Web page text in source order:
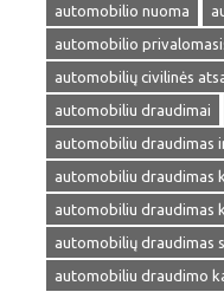
automobilio nuoma
automobilio
automobilių civilinės
automobiliu draudimai
automobiliu draudimas
automobiliu draudimas
automobiliu draudimas
automobilių draudimas
automobiliu draudimo